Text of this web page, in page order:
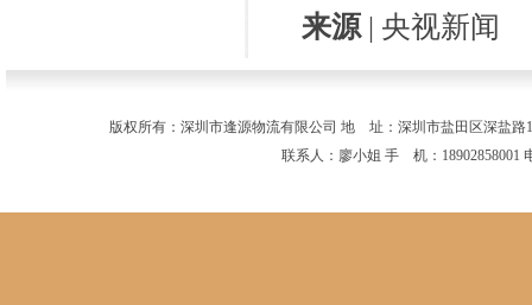
来源 | 央视新闻
版权所有：深圳市逢源物流有限公司 地 址：深圳市盐田区深盐路
联系人：廖小姐 手 机：18902858001